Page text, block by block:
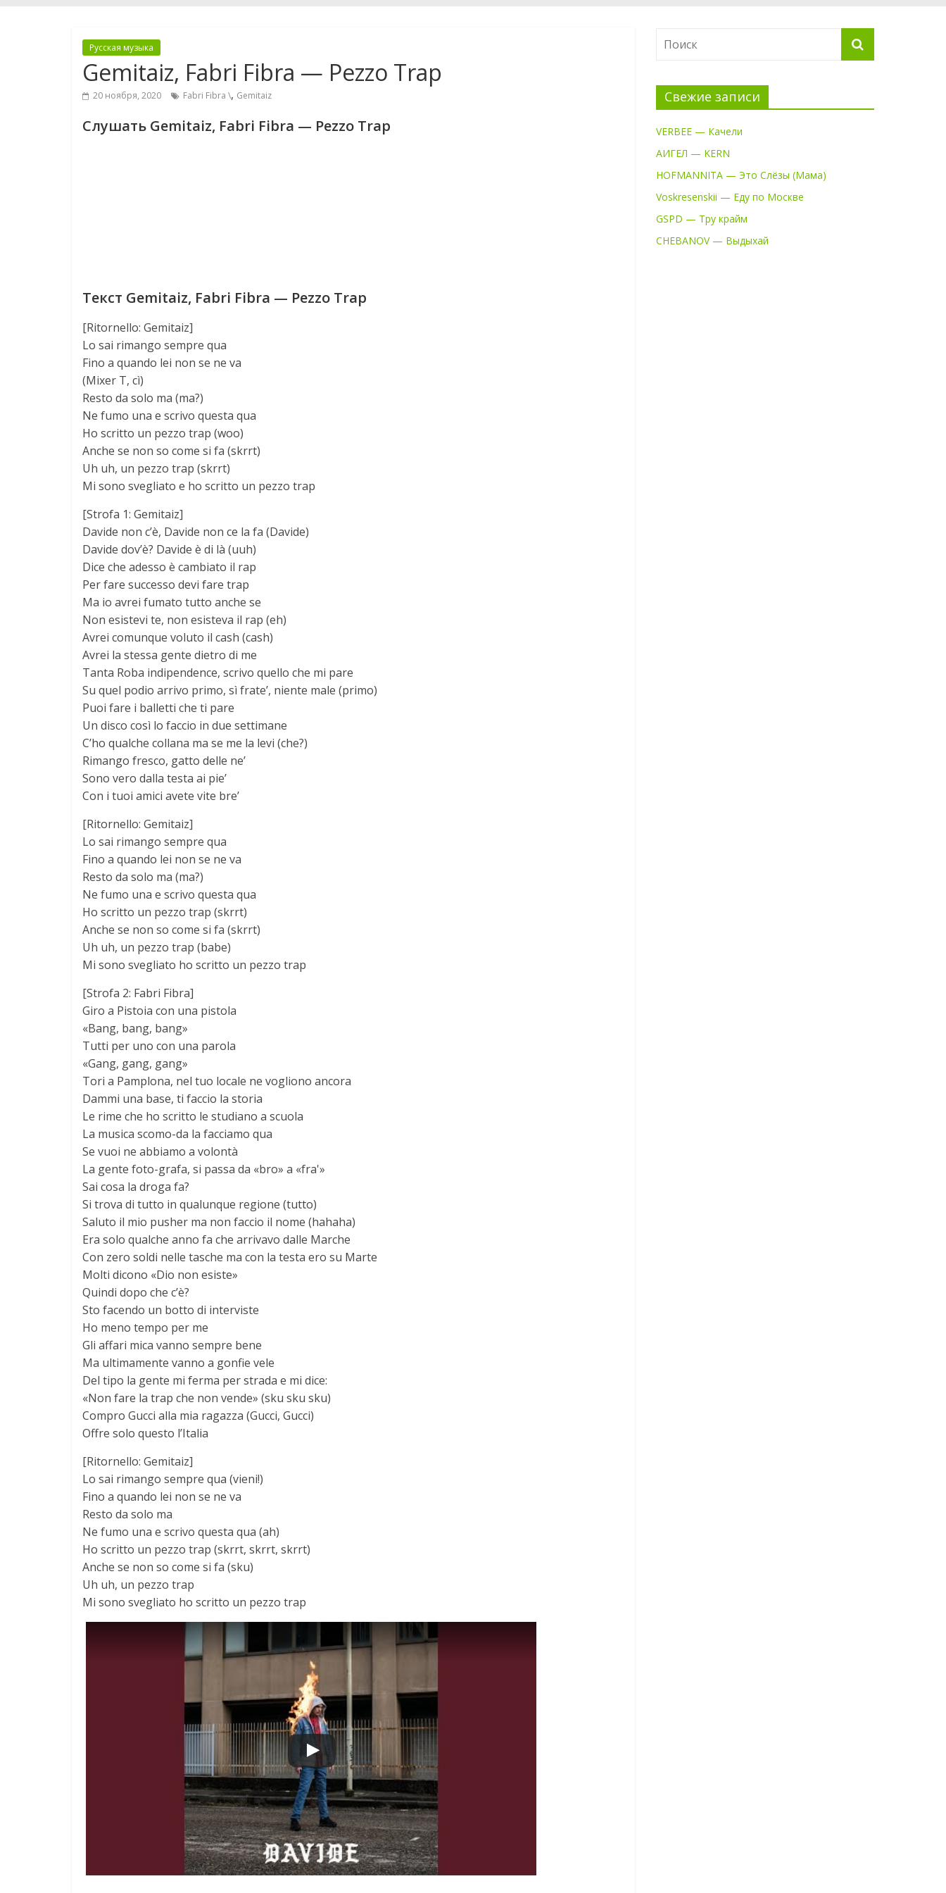
Русская музыка
Gemitaiz, Fabri Fibra — Pezzo Trap
20 ноября, 2020 Fabri Fibra \, Gemitaiz
Слушать Gemitaiz, Fabri Fibra — Pezzo Trap
Текст Gemitaiz, Fabri Fibra — Pezzo Trap
[Ritornello: Gemitaiz]
Lo sai rimango sempre qua
Fino a quando lei non se ne va
(Mixer T, cì)
Resto da solo ma (ma?)
Ne fumo una e scrivo questa qua
Ho scritto un pezzo trap (woo)
Anche se non so come si fa (skrrt)
Uh uh, un pezzo trap (skrrt)
Mi sono svegliato e ho scritto un pezzo trap
[Strofa 1: Gemitaiz]
Davide non c’è, Davide non ce la fa (Davide)
Davide dov’è? Davide è di là (uuh)
Dice che adesso è cambiato il rap
Per fare successo devi fare trap
Ma io avrei fumato tutto anche se
Non esistevi te, non esisteva il rap (eh)
Avrei comunque voluto il cash (cash)
Avrei la stessa gente dietro di me
Tanta Roba indipendence, scrivo quello che mi pare
Su quel podio arrivo primo, sì frate’, niente male (primo)
Puoi fare i balletti che ti pare
Un disco così lo faccio in due settimane
C’ho qualche collana ma se me la levi (che?)
Rimango fresco, gatto delle ne’
Sono vero dalla testa ai pie’
Con i tuoi amici avete vite bre’
[Ritornello: Gemitaiz]
Lo sai rimango sempre qua
Fino a quando lei non se ne va
Resto da solo ma (ma?)
Ne fumo una e scrivo questa qua
Ho scritto un pezzo trap (skrrt)
Anche se non so come si fa (skrrt)
Uh uh, un pezzo trap (babe)
Mi sono svegliato ho scritto un pezzo trap
[Strofa 2: Fabri Fibra]
Giro a Pistoia con una pistola
«Bang, bang, bang»
Tutti per uno con una parola
«Gang, gang, gang»
Tori a Pamplona, nel tuo locale ne vogliono ancora
Dammi una base, ti faccio la storia
Le rime che ho scritto le studiano a scuola
La musica scomo-da la facciamo qua
Se vuoi ne abbiamo a volontà
La gente foto-grafa, si passa da «bro» a «fra'»
Sai cosa la droga fa?
Si trova di tutto in qualunque regione (tutto)
Saluto il mio pusher ma non faccio il nome (hahaha)
Era solo qualche anno fa che arrivavo dalle Marche
Con zero soldi nelle tasche ma con la testa ero su Marte
Molti dicono «Dio non esiste»
Quindi dopo che c’è?
Sto facendo un botto di interviste
Ho meno tempo per me
Gli affari mica vanno sempre bene
Ma ultimamente vanno a gonfie vele
Del tipo la gente mi ferma per strada e mi dice:
«Non fare la trap che non vende» (sku sku sku)
Compro Gucci alla mia ragazza (Gucci, Gucci)
Offre solo questo l’Italia
[Ritornello: Gemitaiz]
Lo sai rimango sempre qua (vieni!)
Fino a quando lei non se ne va
Resto da solo ma
Ne fumo una e scrivo questa qua (ah)
Ho scritto un pezzo trap (skrrt, skrrt, skrrt)
Anche se non so come si fa (sku)
Uh uh, un pezzo trap
Mi sono svegliato ho scritto un pezzo trap
Свежие записи
VERBEE — Качели
АИГЕЛ — KERN
HOFMANNITA — Это Слёзы (Мама)
Voskresenskii — Еду по Москве
GSPD — Тру крайм
CHEBANOV — Выдыхай